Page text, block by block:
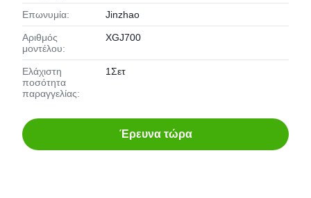
Επωνυμία: Jinzhao
Αριθμός
μοντέλου:
XGJ700
Ελάχιστη
ποσότητα
παραγγελίας:
1Σετ
Έρευνα τώρα